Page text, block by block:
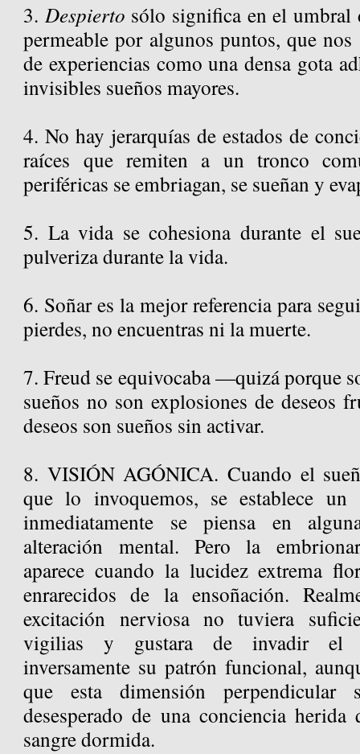
3. Despierto sólo significa en el umbral
permeable por algunos puntos, que
de experiencias como una densa gota
invisibles sueños mayores.
4. No hay jerarquías de estados de
raíces que remiten a un tronco
periféricas se embriagan, se sueñan y
5. La vida se cohesiona durante el
pulveriza durante la vida.
6. Soñar es la mejor referencia para
pierdes, no encuentras ni la muerte.
7. Freud se equivocaba —quizá porque
sueños no son explosiones de deseos
deseos son sueños sin activar.
8. VISIÓN AGÓNICA. Cuando el
que lo invoquemos, se establece un
inmediatamente se piensa en
alteración mental. Pero la
aparece cuando la lucidez extrema
enrarecidos de la ensoñación.
excitación nerviosa no tuviera
vigilias y gustara de invadir el
inversamente su patrón funcional,
que esta dimensión
desesperado de una conciencia
sangre dormida.